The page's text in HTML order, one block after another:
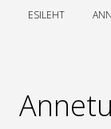
ESILEHT